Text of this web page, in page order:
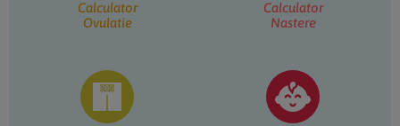
Calculator
Ovulatie
Calculator
Nastere